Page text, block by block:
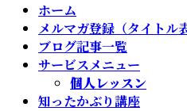
ホーム
メルマガ登録（タイトル
ブログ記事一覧
サービスメニュー
個人レッスン
知ったかぶり講座